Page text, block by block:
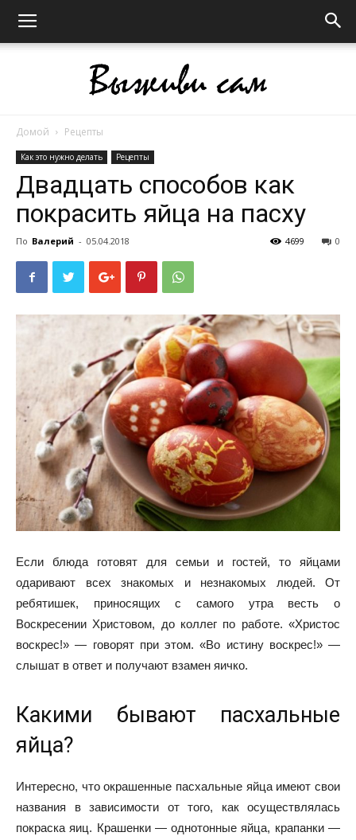
сам
Домой Рецепты
Как это нужно делать Рецепты
Двадцать способов как
покрасить яйца на пасху
По Валерий - 05.04.2018 0
4699
Если блюда готовят для семьи и гостей, то яйцами
одаривают всех знакомых и незнакомых людей. От
ребятишек, приносящих с самого утра весть о
Воскресении Христовом, до коллег по работе. «Христос
воскрес!» — говорят при этом. «Во истину воскрес!» —
слышат в ответ и получают взамен яичко.
Какими бывают пасхальные
яйца?
Интересно, что окрашенные пасхальные яйца имеют свои
названия в зависимости от того, как осуществлялась
покраска яиц. Крашенки — однотонные яйца, крапанки —